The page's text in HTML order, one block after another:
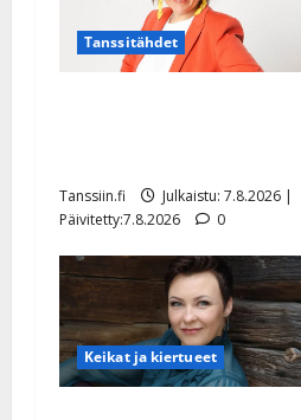
Tanssitähdet
Tanssiin.fi
Julkaistu: 7.8.2026 |
Päivitetty:7.8.2026
0
Keikat ja kiertueet